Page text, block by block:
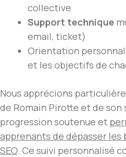
collective
Support technique
email, ticket)
Orientation
et les objectifs de
Nous apprécions
de Romain Pirotte et de
progression soutenue et
apprenants de dépasser les
SEO. Ce suivi personnalisé